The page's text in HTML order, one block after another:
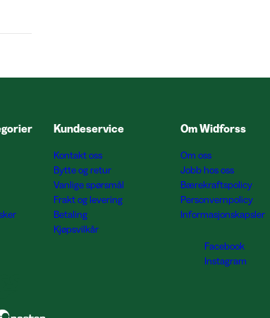
Kundeservice
Kontakt oss
Bytte og retur
Vanlige spørsmål
Frakt og levering
Betaling
Kjøpsvilkår
Om Widforss
Om oss
Jobb hos oss
Bærekraftspolicy
Personvernpolicy
Informasjonskapsler
Facebook
Instagram